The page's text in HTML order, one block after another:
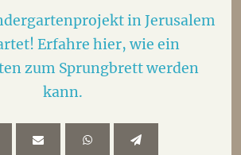
in Jerusalem
Erfahre hier, wie ein
zum Sprungbrett werden
kann.